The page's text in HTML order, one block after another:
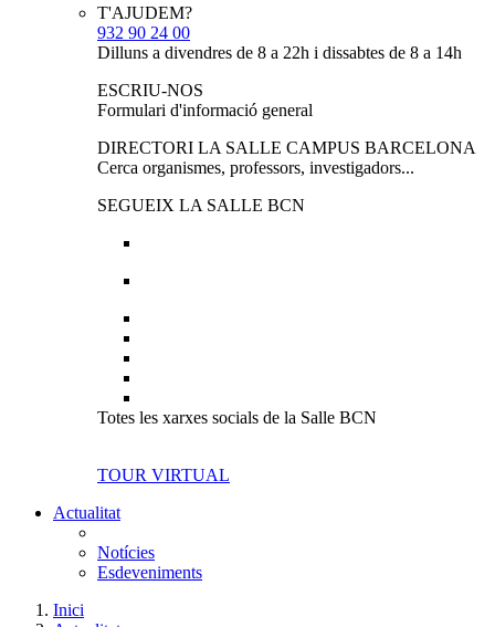
T'AJUDEM?
932 90 24 00
Dilluns a divendres de 8 a 22h i dissabtes de 8 a 14h
ESCRIU-NOS
Formulari d'informació general
DIRECTORI LA SALLE CAMPUS BARCELONA
Cerca organismes, professors, investigadors...
SEGUEIX LA SALLE BCN
Totes les xarxes socials de la Salle BCN
TOUR VIRTUAL
Actualitat
Notícies
Esdeveniments
Inici